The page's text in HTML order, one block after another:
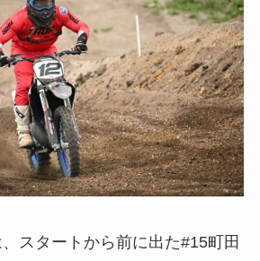
スタートから前に出た#15町田